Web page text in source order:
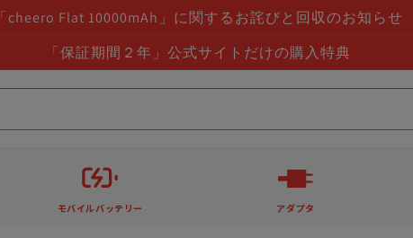
「cheero Flat 10000mAh」に関するお詫びと回収のお知らせ
「保証期間２年」公式サイトだけの購入特典
モバイルバッテリー アダプタ